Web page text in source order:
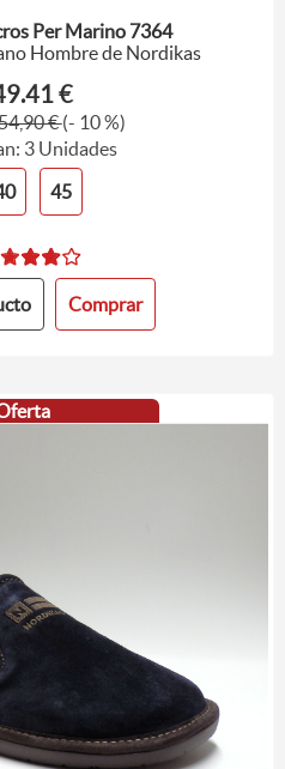
Per Marino 7364
Hombre de Nordikas
€
€(- 10 %)
3 Unidades
45
Comprar